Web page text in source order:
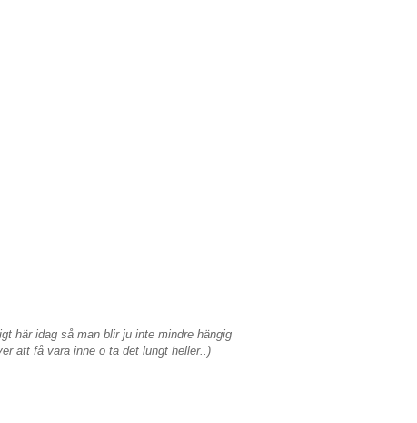
här idag så man blir ju inte mindre hängig
att få vara inne o ta det lungt heller..)